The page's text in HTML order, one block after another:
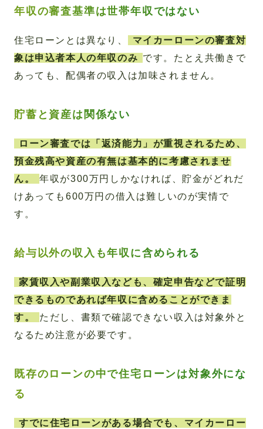
年収の審査基準は世帯年収ではない
住宅ローンとは異なり、
マイカーローンの審査対
象は申込者本人の年収のみ です。たとえ共働きで
あっても、配偶者の収入は加味されません。
貯蓄と資産は関係ない
ローン審査では「返済能力」が重視されるため、
預金残高や資産の有無は基本的に考慮されませ
ん。
年収が300万円しかなければ、貯金がどれだ
けあっても600万円の借入は難しいのが実情で
す。
給与以外の収入も年収に含められる
家賃収入や副業収入なども、確定申告などで証明
できるものであれば年収に含めることができま
す。
ただし、書類で確認できない収入は対象外と
なるため注意が必要です。
既存のローンの中で住宅ローンは対象外にな
る
すでに住宅ローンがある場合でも、マイカーロー